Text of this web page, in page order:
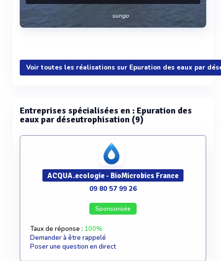
sungo
Voir plus
Voir toutes les réalisations sur Epuration des eaux par
Entreprises spécialisées en : Epuration des
eaux par déseutrophisation (9)
ACQUA.ecologie - BioMicrobics France
09 80 57 99 26
Sponsorisée
Taux de réponse : 100%
Demander à être rappelé
Poser une question en direct